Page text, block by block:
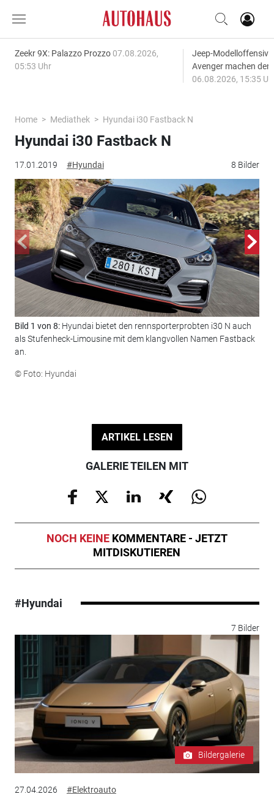
Zeekr 9X: Palazzo Prozzo 07.08.2026,
05:53 Uhr
Jeep-
Avenger machen
06.08.2026, 15:35
Home Mediathek Hyundai i30 Fastback N
17.01.2019 #Hyundai 8 Bilder
Hyundai i30 Fastback N
Bild 1 von 8: Hyundai bietet den rennsporterprobten i30 N auch
als Stufenheck-Limousine mit dem klangvollen Namen Fastback
an.
© Foto: Hyundai
ARTIKEL LESEN
GALERIE TEILEN MIT
NOCH KEINE KOMMENTARE - JETZT
MITDISKUTIEREN
#Hyundai
7 Bilder
Bildergalerie
27.04.2026 #Elektroauto